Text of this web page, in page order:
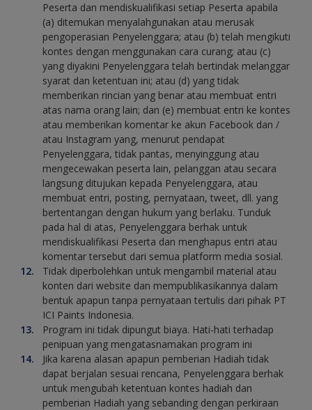
Peserta dan mendiskualifikasi setiap Peserta apabila
(a) ditemukan menyalahgunakan atau merusak
pengoperasian Penyelenggara; atau (b) telah mengikuti
kontes dengan menggunakan cara curang; atau (c)
yang diyakini Penyelenggara telah bertindak melanggar
syarat dan ketentuan ini; atau (d) yang tidak
memberikan rincian yang benar atau membuat entri
atas nama orang lain; dan (e) membuat entri ke kontes
atau memberikan komentar ke akun Facebook dan /
atau Instagram yang, menurut pendapat
Penyelenggara, tidak pantas, menyinggung atau
mengecewakan peserta lain, pelanggan atau secara
langsung ditujukan kepada Penyelenggara, atau
membuat entri, posting, pernyataan, tweet, dll. yang
bertentangan dengan hukum yang berlaku. Tunduk
pada hal di atas, Penyelenggara berhak untuk
mendiskualifikasi Peserta dan menghapus entri atau
komentar tersebut dari semua platform media sosial.
Tidak diperbolehkan untuk mengambil material atau
konten dari website dan mempublikasikannya dalam
bentuk apapun tanpa pernyataan tertulis dari pihak PT
ICI Paints Indonesia.
Program ini tidak dipungut biaya. Hati-hati terhadap
penipuan yang mengatasnamakan program ini
Jika karena alasan apapun pemberian Hadiah tidak
dapat berjalan sesuai rencana, Penyelenggara berhak
untuk mengubah ketentuan kontes hadiah dan
pemberian Hadiah yang sebanding dengan perkiraan